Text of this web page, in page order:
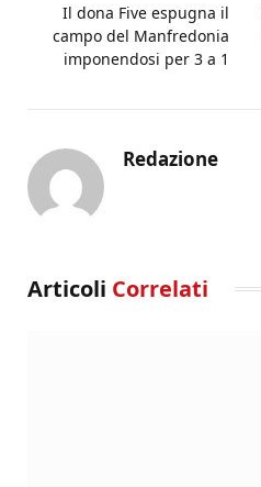
Il dona Five espugna il
campo del Manfredonia
imponendosi per 3 a 1
Redazione
Articoli Correlati